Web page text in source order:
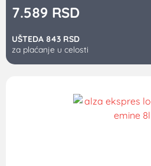
7.589 RSD
UŠTEDA 843 RSD
za plaćanje u celosti